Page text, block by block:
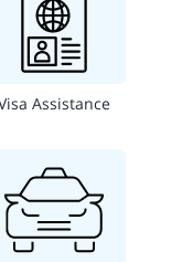
Assistance